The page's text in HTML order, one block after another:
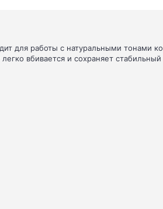
для работы с натуральными тонами
вбивается и сохраняет